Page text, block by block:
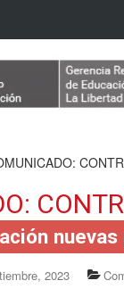
nuevas
2023